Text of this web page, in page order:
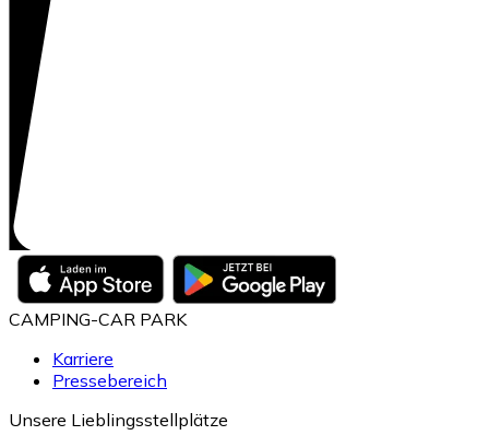
CAMPING-CAR PARK
Karriere
Pressebereich
Unsere Lieblingsstellplätze